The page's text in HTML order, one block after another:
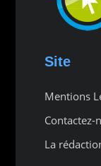
Site
Mentions
Contactez-
La